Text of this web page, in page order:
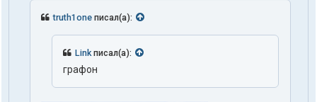
truth1one писал(а):
Link писал(а):
графон